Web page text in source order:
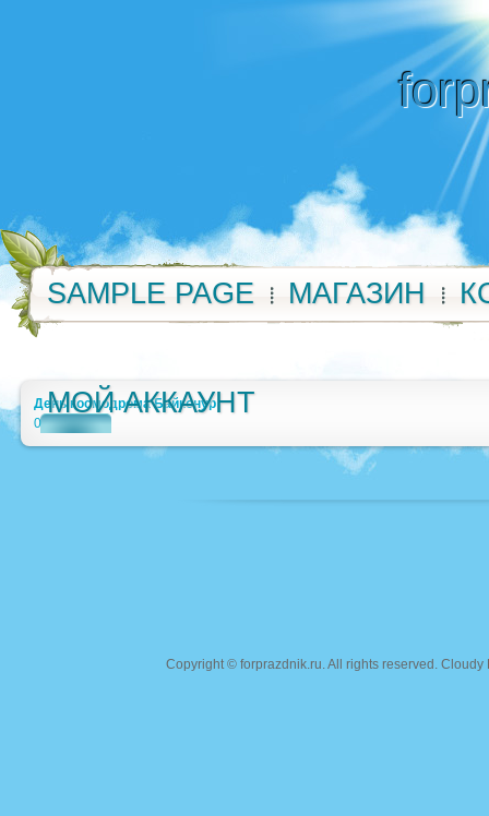
SAMPLE PAGE МАГАЗИН
МОЙ АККАУНТ
День космодрома Байконур
0
Copyright © forprazdnik.ru. All rights reserved.